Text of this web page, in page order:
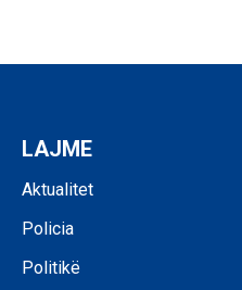
LAJME
Aktualitet
Policia
Politikë